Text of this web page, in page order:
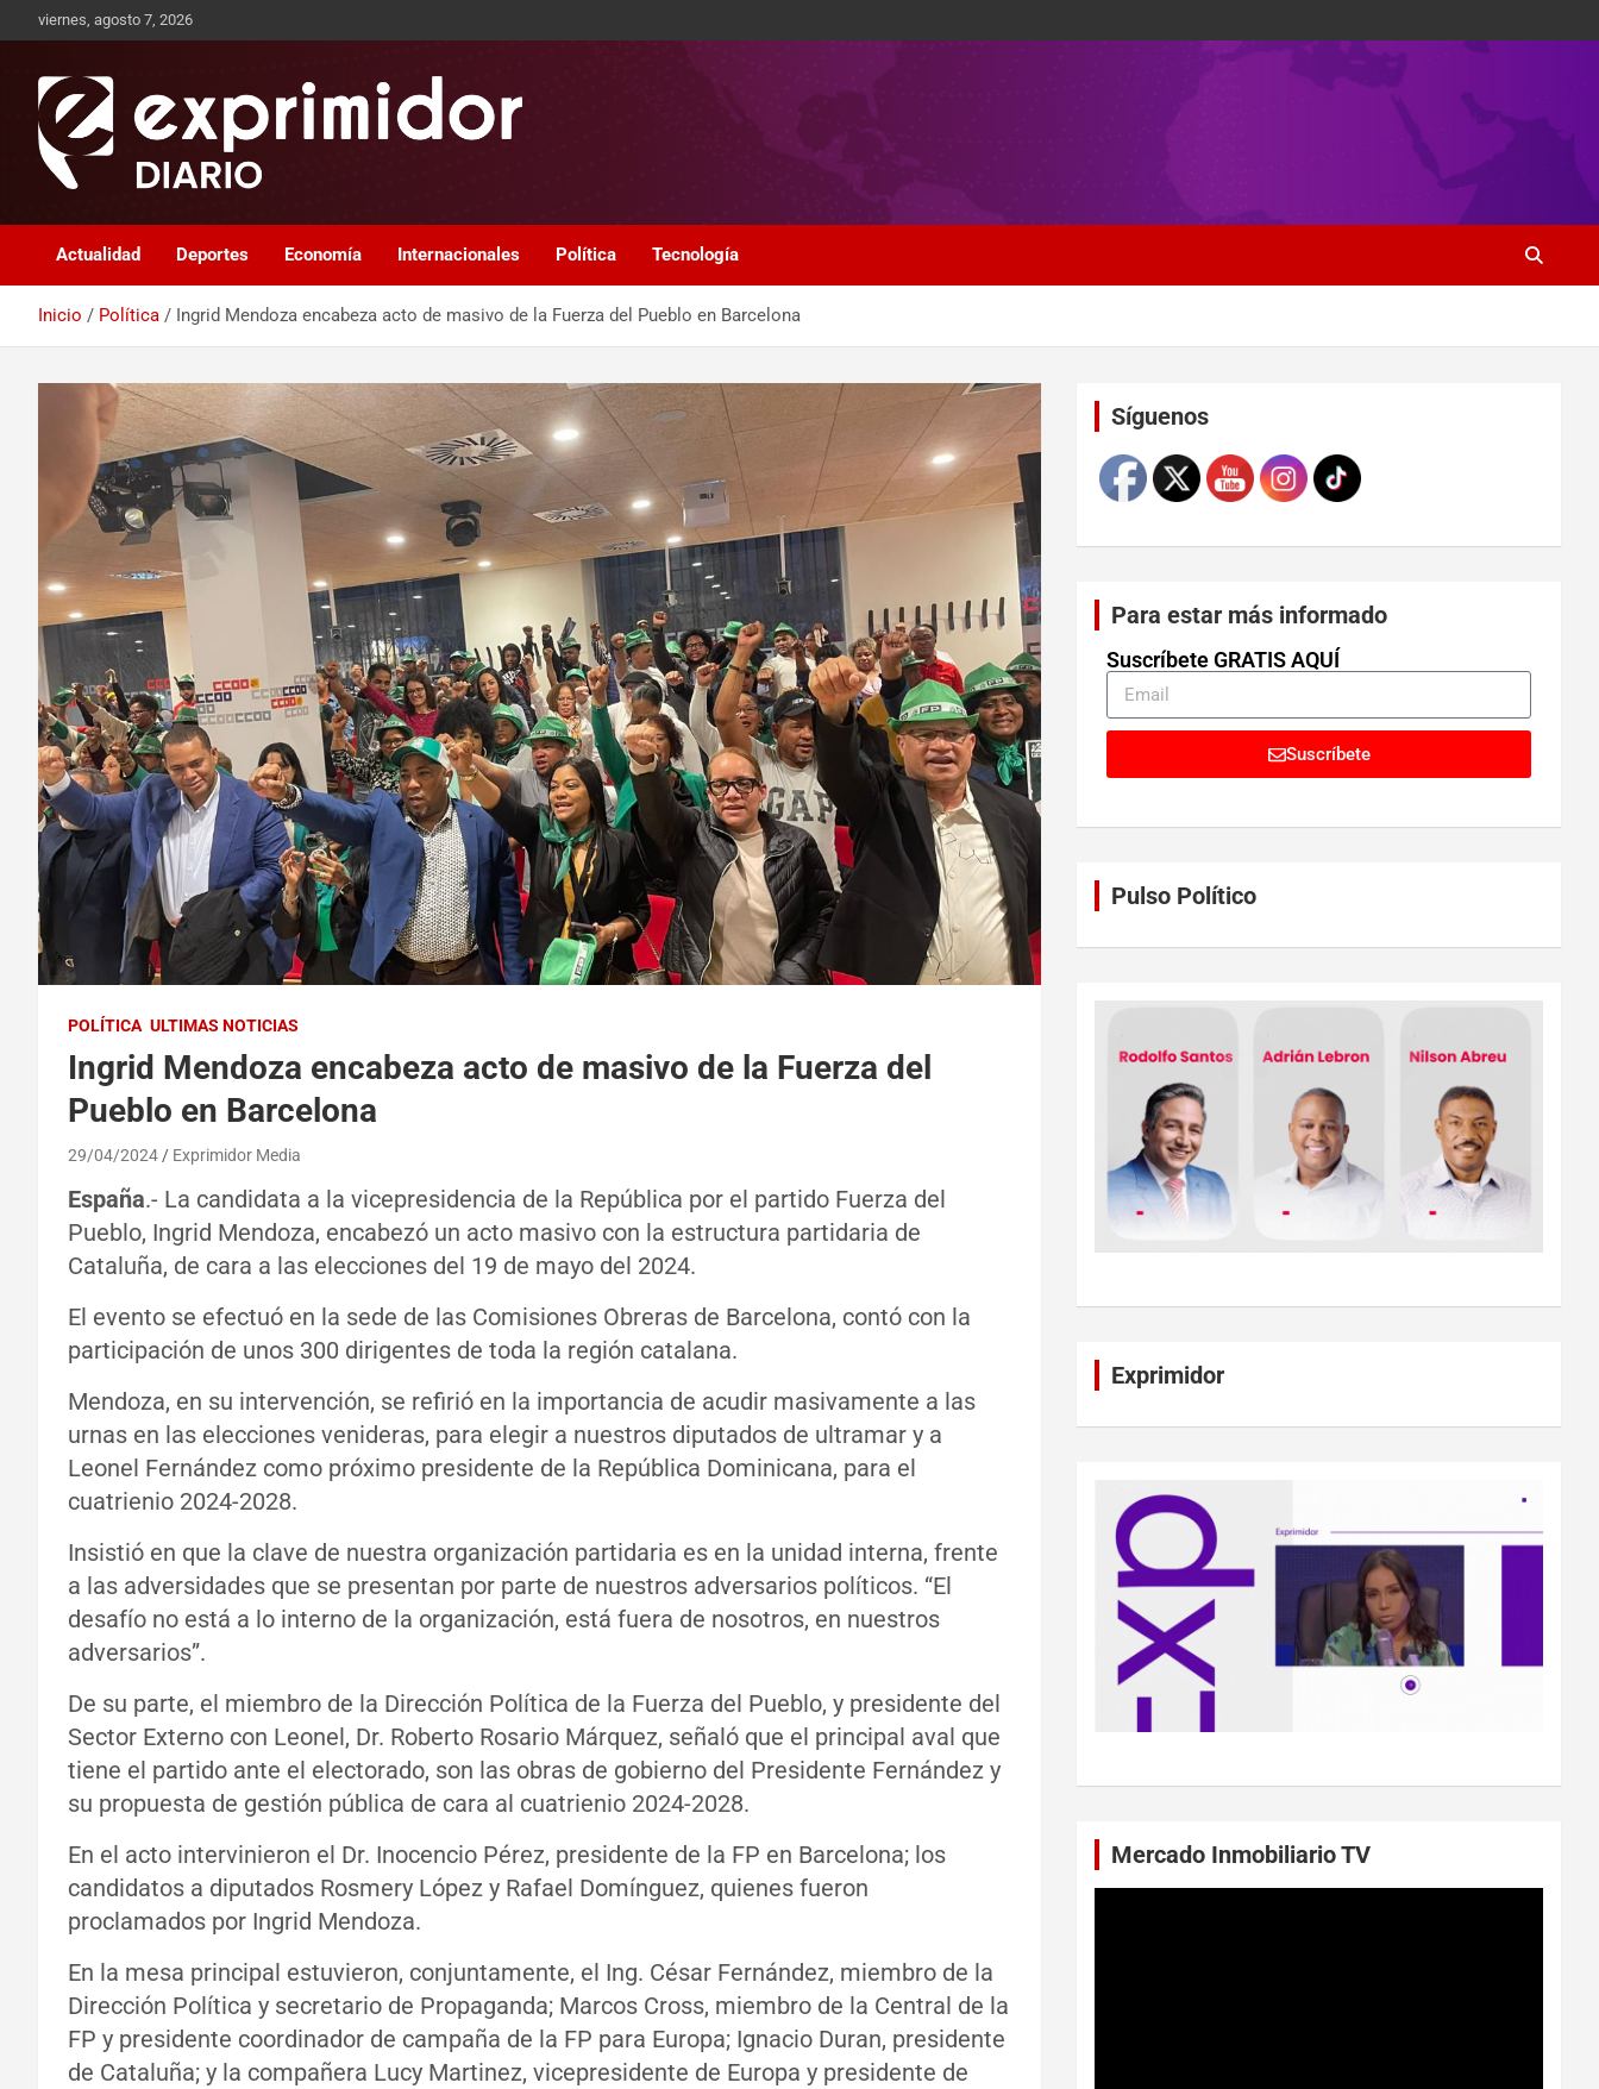
viernes, agosto 7, 2026
Exprimidor media
Actualidad Deportes Economía Internacionales Política Tecnología
Inicio Política Ingrid Mendoza encabeza acto de masivo de la Fuerza del Pueblo en Barcelona
POLÍTICA ULTIMAS NOTICIAS
Ingrid Mendoza encabeza acto de masivo de la Fuerza del
Pueblo en Barcelona
29/04/2024 Exprimidor Media
España.- La candidata a la vicepresidencia de la República por el partido Fuerza del
Pueblo, Ingrid Mendoza, encabezó un acto masivo con la estructura partidaria de
Cataluña, de cara a las elecciones del 19 de mayo del 2024.
El evento se efectuó en la sede de las Comisiones Obreras de Barcelona, contó con la
participación de unos 300 dirigentes de toda la región catalana.
Mendoza, en su intervención, se refirió en la importancia de acudir masivamente a las
urnas en las elecciones venideras, para elegir a nuestros diputados de ultramar y a
Leonel Fernández como próximo presidente de la República Dominicana, para el
cuatrienio 2024-2028.
Insistió en que la clave de nuestra organización partidaria es en la unidad interna, frente
a las adversidades que se presentan por parte de nuestros adversarios políticos. “El
desafío no está a lo interno de la organización, está fuera de nosotros, en nuestros
adversarios”.
De su parte, el miembro de la Dirección Política de la Fuerza del Pueblo, y presidente del
Sector Externo con Leonel, Dr. Roberto Rosario Márquez, señaló que el principal aval que
tiene el partido ante el electorado, son las obras de gobierno del Presidente Fernández y
su propuesta de gestión pública de cara al cuatrienio 2024-2028.
En el acto intervinieron el Dr. Inocencio Pérez, presidente de la FP en Barcelona; los
candidatos a diputados Rosmery López y Rafael Domínguez, quienes fueron
proclamados por Ingrid Mendoza.
En la mesa principal estuvieron, conjuntamente, el Ing. César Fernández, miembro de la
Dirección Política y secretario de Propaganda; Marcos Cross, miembro de la Central de la
FP y presidente coordinador de campaña de la FP para Europa; Ignacio Duran, presidente
de Cataluña; y la compañera Lucy Martinez, vicepresidente de Europa y presidente de
SíguenosSet Youtube Channel ID
Para estar más informado
Suscríbete GRATIS AQUÍ
Suscríbete
Pulso Político
Exprimidor
Mercado Inmobiliario TV